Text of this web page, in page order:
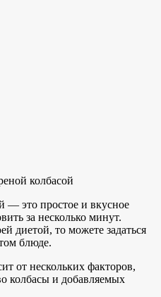
колбасой
— это простое и вкусное
за несколько минут.
диетой, то можете задаться
блюде.
от нескольких факторов,
колбасы и добавляемых